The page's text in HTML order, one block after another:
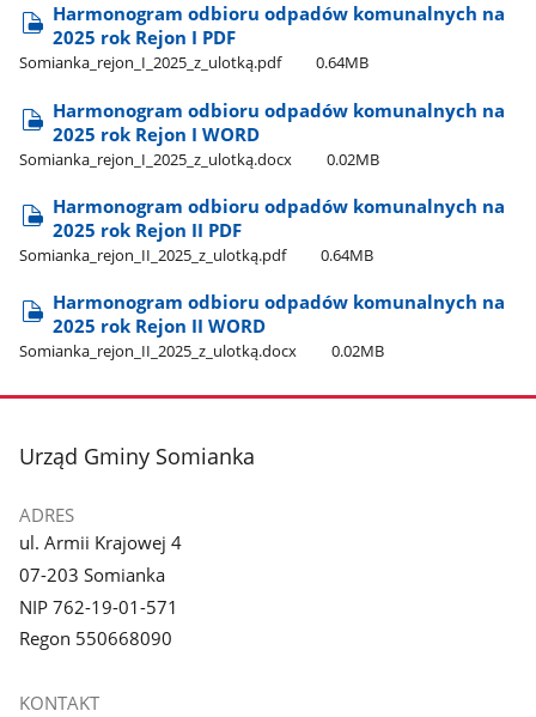
Harmonogram odbioru odpadów komunalnych na
2025 rok Rejon I PDF
Somianka​_rejon​_I​_2025​_z​_ulotką.pdf 0.64MB
Harmonogram odbioru odpadów komunalnych na
2025 rok Rejon I WORD
Somianka​_rejon​_I​_2025​_z​_ulotką.docx 0.02MB
Harmonogram odbioru odpadów komunalnych na
2025 rok Rejon II PDF
Somianka​_rejon​_II​_2025​_z​_ulotką.pdf 0.64MB
Harmonogram odbioru odpadów komunalnych na
2025 rok Rejon II WORD
Somianka​_rejon​_II​_2025​_z​_ulotką.docx 0.02MB
stopka
Urząd Gminy Somianka
ADRES
ul. Armii Krajowej 4
07-203 Somianka
NIP 762-19-01-571
Regon 550668090
KONTAKT